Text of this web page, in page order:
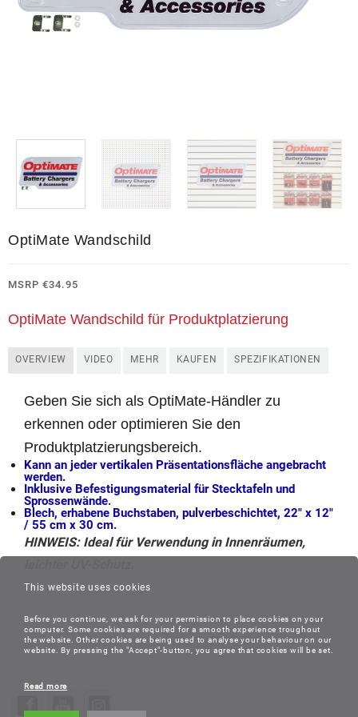
OptiMate Wandschild
MSRP €34.95
OptiMate Wandschild für Produktplatzierung
OVERVIEW VIDEO MEHR KAUFEN SPEZIFIKATIONEN
Geben Sie sich als OptiMate-Händler zu
erkennen oder optimieren Sie den
Produktplatzierungsbereich.
Kann an jeder vertikalen Präsentationsfläche angebracht
werden.
Inklusive Befestigungsmaterial für Stecktafeln und
Sprossenwände.
Blech, erhabene Buchstaben, pulverbeschichtet, 22″ x 12″
/ 55 cm x 30 cm.
HINWEIS: Ideal für Verwendung in Innenräumen,
This website uses cookies
Before you continue, we ask for your permission to place cookies on your
computer. Some cookies are required for a smooth experience troughout
the website. Other cookies are being used to analyse your behaviour on our
website. By pressing the "Accept"-button, you agree that cookies will be set.
Read more